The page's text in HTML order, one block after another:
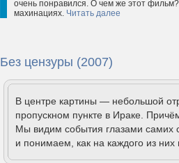
очень понравился. О чем же этот
махинациях. Читать далее
Без цензуры (2007)
В центре картины — небольшой
пропускном пункте в Ираке.
Мы видим события глазами самих
и понимаем, как на каждого из них